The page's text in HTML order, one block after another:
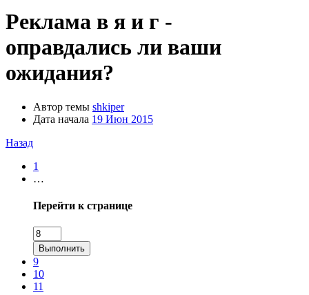
Реклама в я и г -
оправдались ли ваши
ожидания?
Автор темы shkiper
Дата начала 19 Июн 2015
Назад
1
…
Перейти к странице
Выполнить
9
10
11